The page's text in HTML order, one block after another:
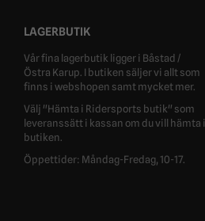
LAGERBUTIK
Vår fina lagerbutik ligger i Båstad /
Östra Karup. I butiken säljer vi allt som
finns i webshopen samt mycket mer.
Välj "Hämta i Ridersports butik" som
leveranssätt i kassan om du vill hämta i
butiken.
Öppettider: Måndag-Fredag, 10-17.